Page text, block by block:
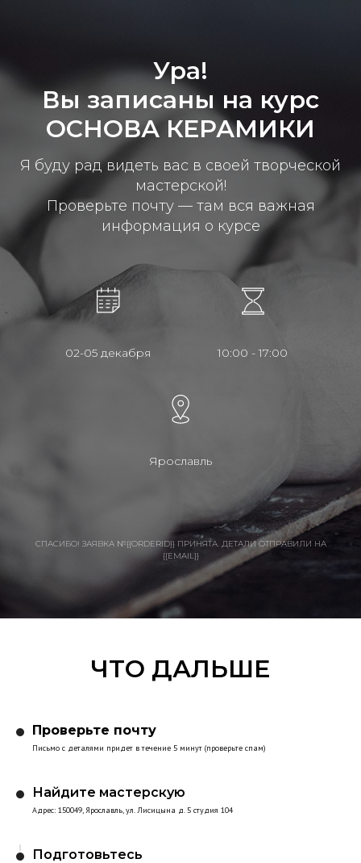
Ура!
Вы записаны на курс
ОСНОВА КЕРАМИКИ
Я буду рад видеть вас в своей творческой
мастерской!
Проверьте почту — там вся важная
информация о курсе
02-05 декабря 10:00 - 17:00
Ярославль
СПАСИБО! ЗАЯВКА №{{ORDERID}} ПРИНЯТА. ДЕТАЛИ ОТПРАВИЛИ НА
{{EMAIL}}
ЧТО ДАЛЬШЕ
Проверьте почту
Письмо с деталями придет в течение 5 минут (проверьте спам)
Найдите мастерскую
Адрес: 150049, Ярославль, ул. Лисицына д. 5 студия 104
Подготовьтесь